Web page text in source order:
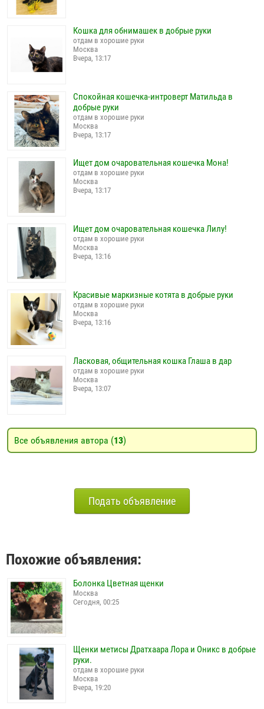
Кошка для обнимашек в добрые руки
отдам в хорошие руки
Москва
Вчера, 13:17
Спокойная кошечка-интроверт Матильда в
добрые руки
отдам в хорошие руки
Москва
Вчера, 13:17
Ищет дом очаровательная кошечка Мона!
отдам в хорошие руки
Москва
Вчера, 13:17
Ищет дом очаровательная кошечка Лилу!
отдам в хорошие руки
Москва
Вчера, 13:16
Красивые маркизные котята в добрые руки
отдам в хорошие руки
Москва
Вчера, 13:16
Ласковая, общительная кошка Глаша в дар
отдам в хорошие руки
Москва
Вчера, 13:07
Все объявления автора (13)
Подать объявление
Похожие объявления:
Болонка Цветная щенки
Москва
Сегодня, 00:25
Щенки метисы Дратхаара Лора и Оникс в добрые
руки.
отдам в хорошие руки
Москва
Вчера, 19:20